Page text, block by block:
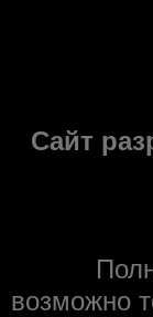
Сайт
возможно